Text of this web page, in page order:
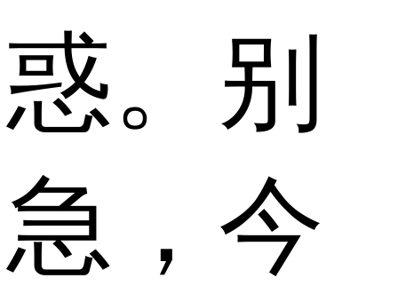
惑。别
急，今